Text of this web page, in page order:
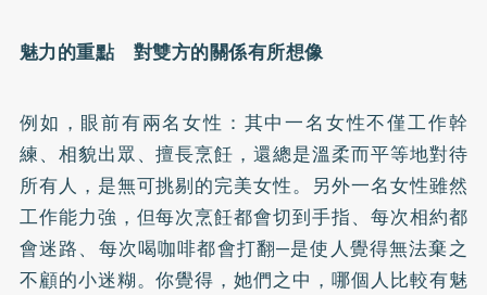
魅力的重點 對雙方的關係有所想像
例如，眼前有兩名女性：其中一名女性不僅工作幹
練、相貌出眾、擅長烹飪，還總是溫柔而平等地對待
所有人，是無可挑剔的完美女性。另外一名女性雖然
工作能力強，但每次烹飪都會切到手指、每次相約都
會迷路、每次喝咖啡都會打翻─是使人覺得無法棄之
不顧的小迷糊。你覺得，她們之中，哪個人比較有魅